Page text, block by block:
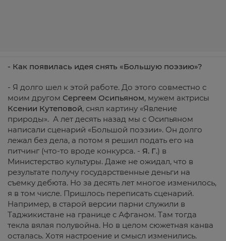
- Как появилась идея снять «Большую поэзию»?
- Я долго шел к этой работе. До этого совместно с
моим другом Сергеем Осипьяном, мужем актрисы
Ксении Кутеповой, снял картину «Явление
природы». А лет десять назад мы с Осипьяном
написали сценарий «Большой поэзии». Он долго
лежал без дела, а потом я решил подать его на
питчинг (что-то вроде конкурса. - Я. Г.) в
Министерство культуры. Даже не ожидал, что в
результате получу государственные деньги на
съемку дебюта. Но за десять лет многое изменилось,
я в том числе. Пришлось переписать сценарий.
Например, в старой версии парни служили в
Таджикистане на границе с Афганом. Там тогда
текла вялая полувойна. Но в целом сюжетная канва
осталась. Хотя настроение и смысл изменились.